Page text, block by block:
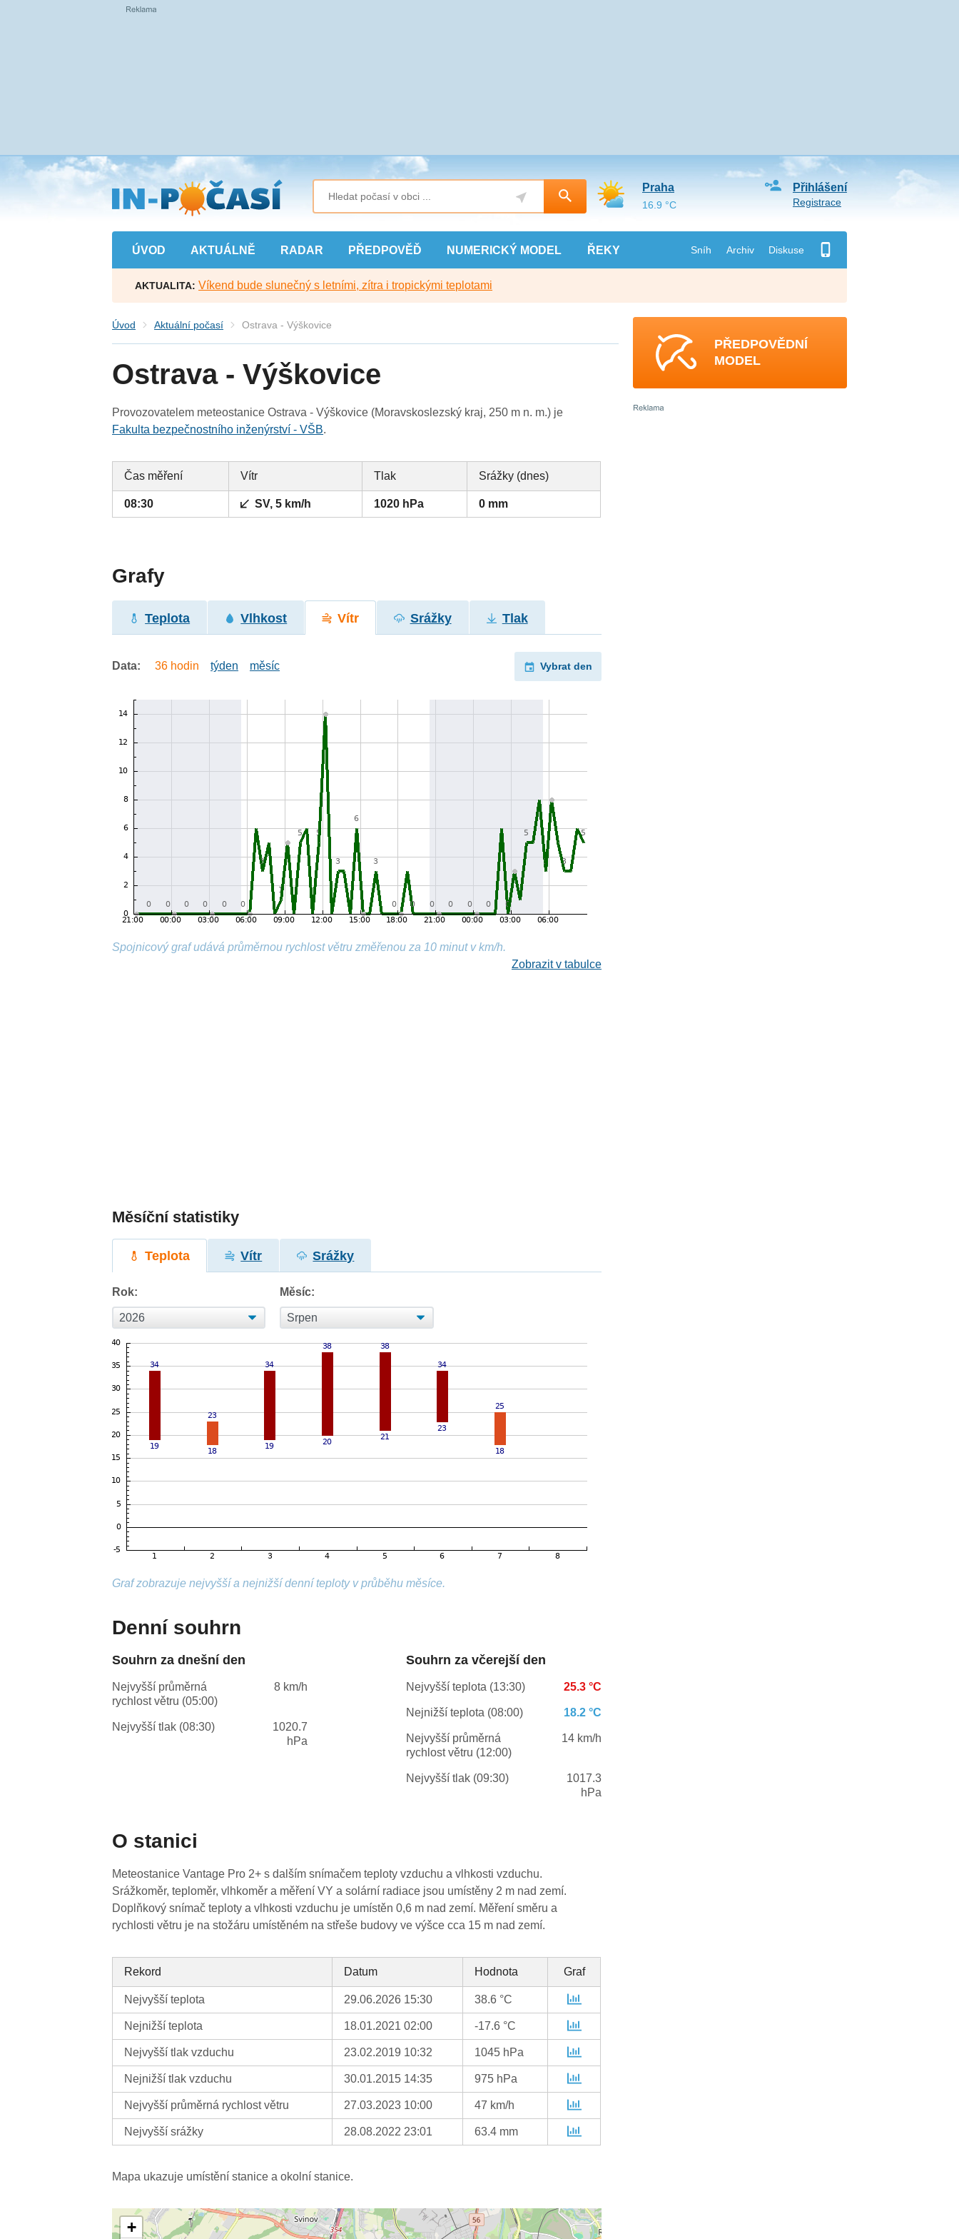
Přejít
na
hlavní
obsah
ÚVOD AKTUÁLNĚ RADAR PŘEDPOVĚĎ NUMERICKÝ MODEL ŘEKY Sníh Archiv Diskuse
Přihlášení
Registrace
Praha
16.9 °C
AKTUALITA: Víkend bude slunečný s letními, zítra i tropickými teplotami
Úvod Aktuální počasí Ostrava - Výškovice
Ostrava - Výškovice
Provozovatelem meteostanice Ostrava - Výškovice (Moravskoslezský kraj, 250 m n. m.) je
Fakulta bezpečnostního inženýrství - VŠB.
Čas měření Vítr Tlak Srážky (dnes)
08:30 SV, 5 km/h 1020 hPa 0 mm
Grafy
Teplota Vlhkost Vítr Srážky Tlak
Data: 36 hodin týden měsíc Vybrat den
Spojnicový graf udává průměrnou rychlost větru změřenou za 10 minut v km/h.
Zobrazit v tabulce
Měsíční statistiky
Teplota Vítr Srážky
Rok: Měsíc:
Graf zobrazuje nejvyšší a nejnižší denní teploty v průběhu měsíce.
Denní souhrn
Souhrn za dnešní den
Nejvyšší průměrná
rychlost větru (05:00)
8 km/h
Nejvyšší tlak (08:30)
1020.7
hPa
Souhrn za včerejší den
Nejvyšší teplota (13:30) 25.3 °C
Nejnižší teplota (08:00) 18.2 °C
Nejvyšší průměrná
rychlost větru (12:00)
14 km/h
Nejvyšší tlak (09:30)
1017.3
hPa
O stanici
Meteostanice Vantage Pro 2+ s dalším snímačem teploty vzduchu a vlhkosti vzduchu.
Srážkoměr, teploměr, vlhkoměr a měření VY a solární radiace jsou umístěny 2 m nad zemí.
Doplňkový snímač teploty a vlhkosti vzduchu je umístěn 0,6 m nad zemí. Měření směru a
rychlosti větru je na stožáru umístěném na střeše budovy ve výšce cca 15 m nad zemí.
Rekord Datum Hodnota Graf
Nejvyšší teplota 29.06.2026 15:30 38.6 °C
Nejnižší teplota 18.01.2021 02:00 -17.6 °C
Nejvyšší tlak vzduchu 23.02.2019 10:32 1045 hPa
Nejnižší tlak vzduchu 30.01.2015 14:35 975 hPa
Nejvyšší průměrná rychlost větru 27.03.2023 10:00 47 km/h
Nejvyšší srážky 28.08.2022 23:01 63.4 mm
Mapa ukazuje umístění stanice a okolní stanice.
+
PŘEDPOVĚDNÍ
MODEL